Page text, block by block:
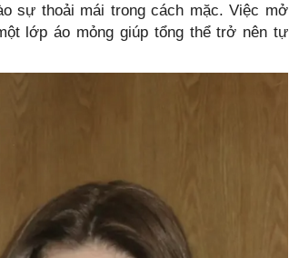
sự thoải mái trong cách mặc. Việc mở
lớp áo mỏng giúp tổng thể trở nên tự